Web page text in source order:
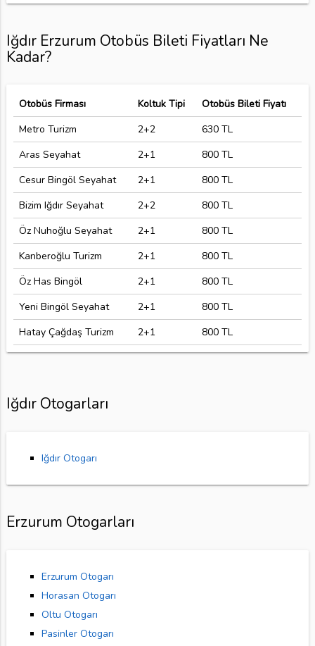
Iğdır Erzurum Otobüs Bileti Fiyatları Ne
Kadar?
Otobüs Firması Koltuk Tipi
Otobüs Bileti Fiyatı
Metro Turizm
2+2
630 TL
Aras Seyahat
2+1
800 TL
Cesur Bingöl Seyahat
2+1
800 TL
Bizim Iğdır Seyahat
2+2
800 TL
Öz Nuhoğlu Seyahat
2+1
800 TL
Kanberoğlu Turizm
2+1
800 TL
Öz Has Bingöl
2+1
800 TL
Yeni Bingöl Seyahat
2+1
800 TL
Hatay Çağdaş Turizm
2+1 800 TL
Iğdır Otogarları
Iğdır Otogarı
Erzurum Otogarları
Erzurum Otogarı
Horasan Otogarı
Oltu Otogarı
Pasinler Otogarı